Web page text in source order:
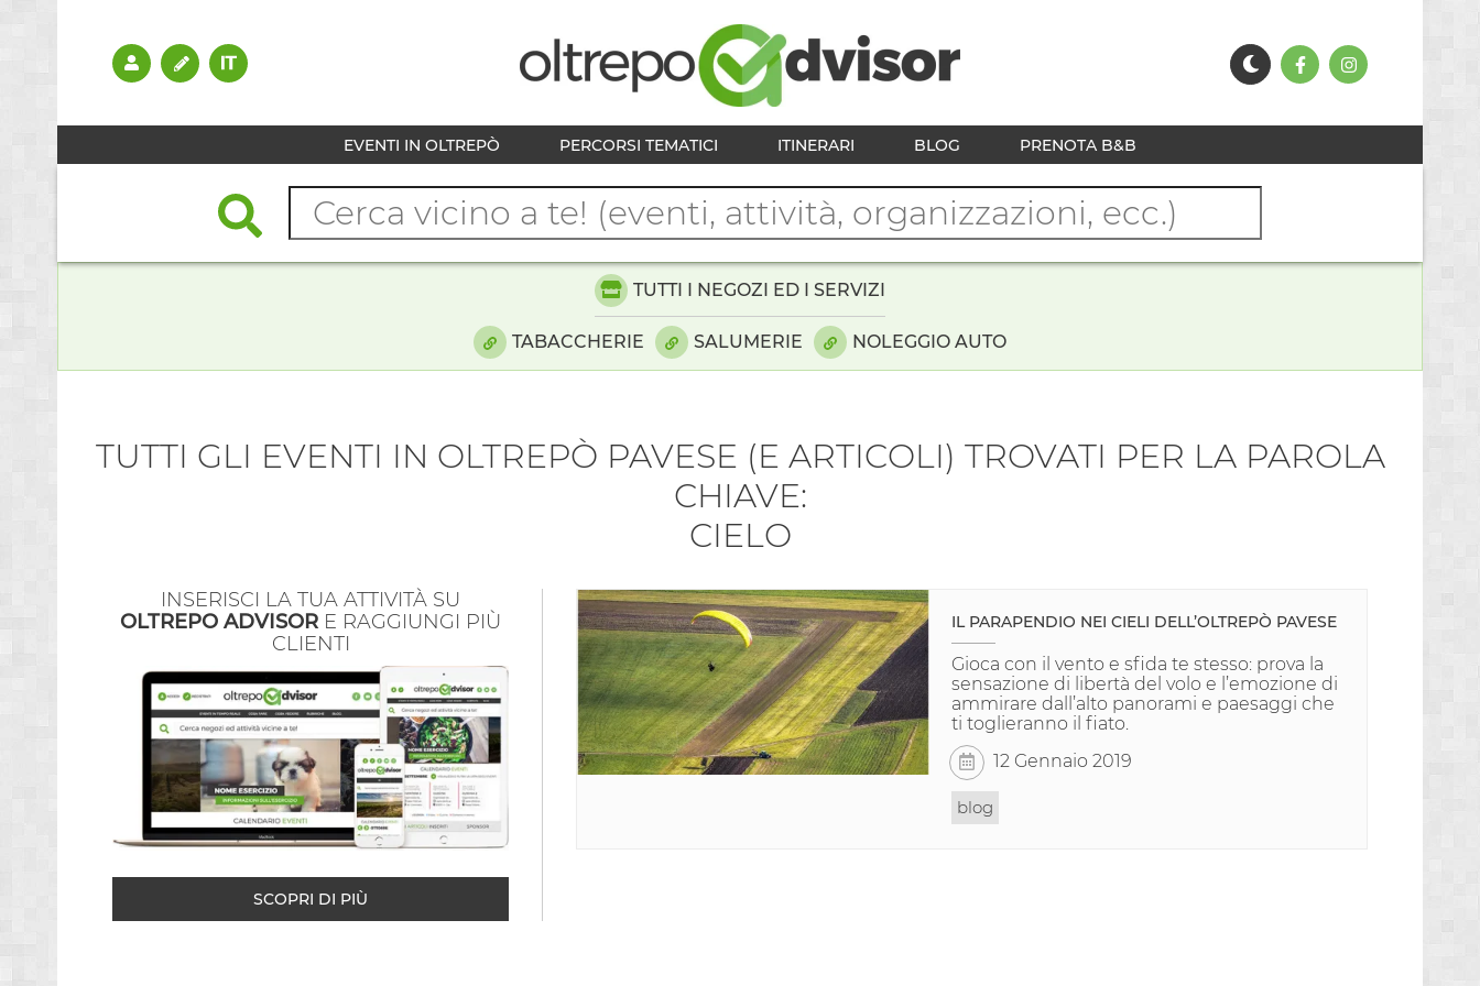
EVENTI IN OLTREPÒ PERCORSI TEMATICI ITINERARI BLOG PRENOTA B&B
TUTTI I NEGOZI ED I SERVIZI
TABACCHERIE SALUMERIE NOLEGGIO AUTO
TUTTI GLI EVENTI IN OLTREPÒ PAVESE (E ARTICOLI) TROVATI PER LA PAROLA
CHIAVE:
CIELO
INSERISCI LA TUA ATTIVITÀ SU
OLTREPO ADVISOR E RAGGIUNGI PIÙ
CLIENTI
SCOPRI DI PIÙ
IL PARAPENDIO NEI CIELI DELL’OLTREPÒ PAVESE
Gioca con il vento e sfida te stesso: prova la
sensazione di libertà del volo e l’emozione di
ammirare dall’alto panorami e paesaggi che
ti toglieranno il fiato.
12 Gennaio 2019
blog